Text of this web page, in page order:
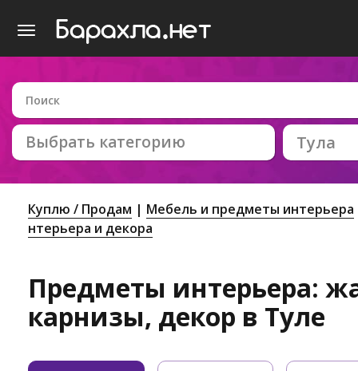
Выбрать категорию Тула
Куплю / Продам
Мебель и предметы интерьера
нтерьера и декора
Предметы интерьера:
карнизы, декор в Туле